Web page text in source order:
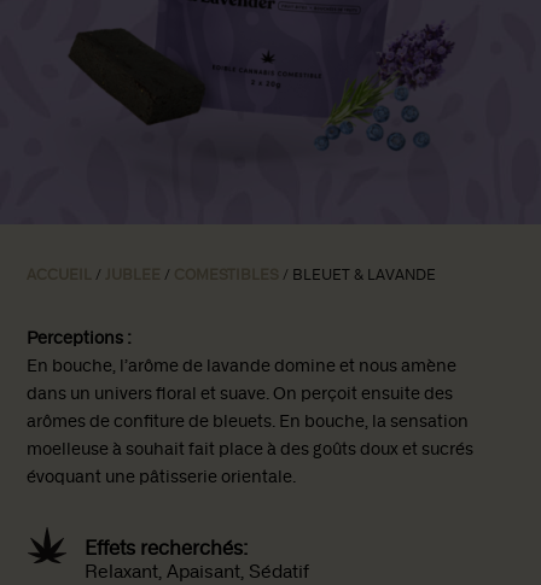
/ / / BLEUET & LAVANDE
Perceptions :
En bouche, l’arôme de lavande domine et nous amène
dans un univers floral et suave. On perçoit ensuite des
arômes de confiture de bleuets. En bouche, la sensation
moelleuse à souhait fait place à des goûts doux et sucrés
évoquant une pâtisserie orientale.
Effets recherchés:
Relaxant, Apaisant, Sédatif